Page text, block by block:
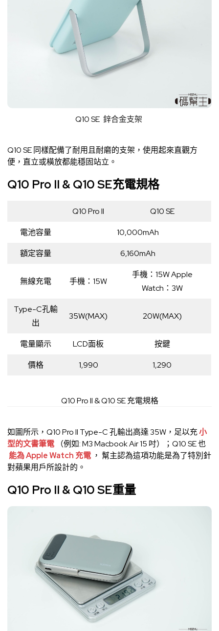
Q10 SE 鋅合金支架
Q10 SE 同樣配備了耐用且耐磨的支架，使用起來直觀方
便，直立或橫放都能穩固站立。
Q10 Pro II & Q10 SE充電規格
Q10 Pro II Q10 SE
電池容量 10,000mAh
額定容量 6,160mAh
無線充電 手機：15W
手機：15W Apple
Watch：3W
Type-C孔輸
出
35W(MAX) 20W(MAX)
電量顯示 LCD面板 按鍵
價格 1,990 1,290
Q10 Pro II & Q10 SE 充電規格
如圖所示，Q10 Pro II Type-C 孔輸出高達 35W，足以充小
型的文書筆電
（例如: M3 Macbook Air 15 吋）；Q10 SE 也
能為 Apple Watch 充電 ， 幫主認為這項功能是為了特別針
對蘋果用戶所設計的。
Q10 Pro II & Q10 SE重量